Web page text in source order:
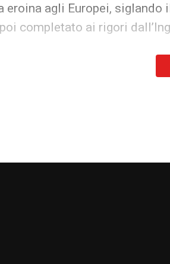
eroina agli Europei, siglando
completato ai rigori
la crescita del